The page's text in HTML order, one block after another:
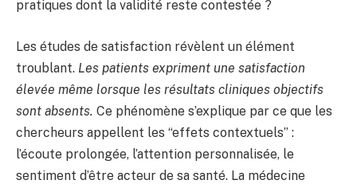
pratiques dont la validité reste contestée ?
Les études de satisfaction révèlent un élément
troublant. Les patients expriment une satisfaction
élevée même lorsque les résultats cliniques objectifs
sont absents. Ce phénomène s’explique par ce que les
chercheurs appellent les “effets contextuels” :
l’écoute prolongée, l’attention personnalisée, le
sentiment d’être acteur de sa santé. La médecine